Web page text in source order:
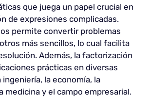
que juega un papel crucial en
de expresiones complicadas.
permite convertir problemas
más sencillos, lo cual facilita
Además, la factorización
prácticas en diversas
ingeniería, la economía, la
medicina y el campo empresarial.